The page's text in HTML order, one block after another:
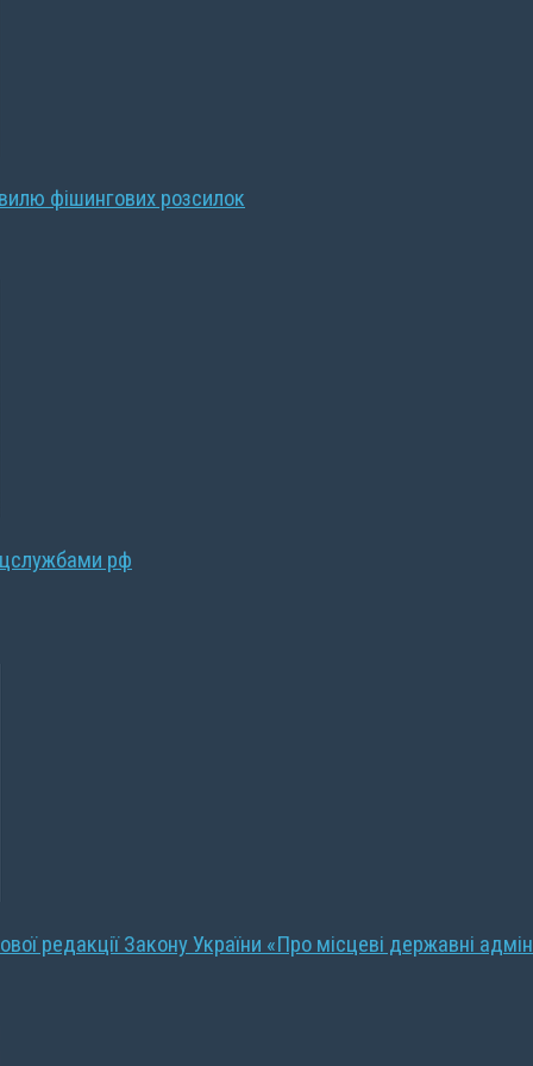
фішингових розсилок
рф
редакції Закону України «Про місцеві державні